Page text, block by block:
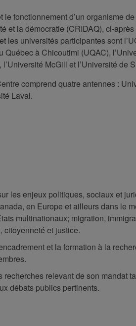
fonctionnement d’un organisme
et la démocratie (CRIDAQ), ci-
les universités participantes sont
Québec à Chicoutimi (UQAC),
McGill et l’Université de
comprend quatre antennes :
Laval.
les enjeux politiques, sociaux et
en Europe et ailleurs dans le
multinationaux; migration,
citoyenneté et justice.
et la formation à la
relevant de son mandat
débats publics pertinents.